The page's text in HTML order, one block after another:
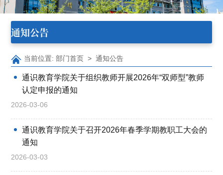
通知公告
当前位置:部门首页 >通知公告
通识教育学院关于组织教师开展2026年“双师型”教师
认定申报的通知
2026-03-06
通识教育学院关于召开2026年春季学期教职工大会的
通知
2026-03-03